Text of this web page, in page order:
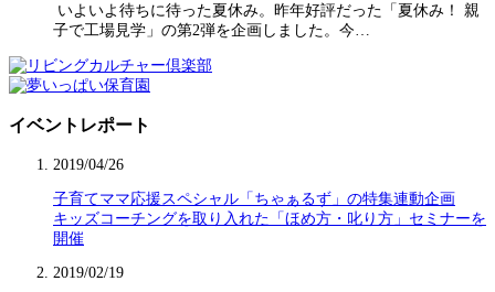
いよいよ待ちに待った夏休み。昨年好評だった「夏休み！ 親
子で工場見学」の第2弾を企画しました。今…
イベントレポート
2019/04/26
子育てママ応援スペシャル「ちゃぁるず」の特集連動企画
キッズコーチングを取り入れた「ほめ方・叱り方」セミナーを
開催
2019/02/19